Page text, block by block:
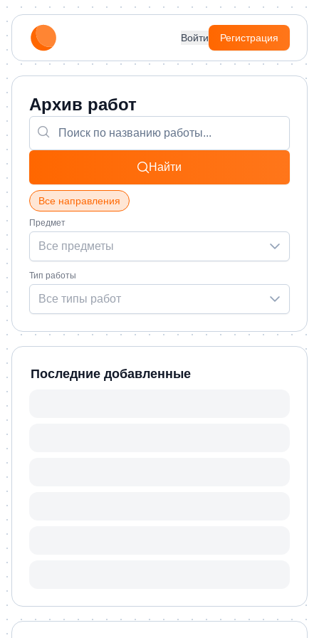
Войти Регистрация
Архив работ
Найти
Все направления
Предмет
Все предметы
Тип работы
Все типы работ
Последние добавленные